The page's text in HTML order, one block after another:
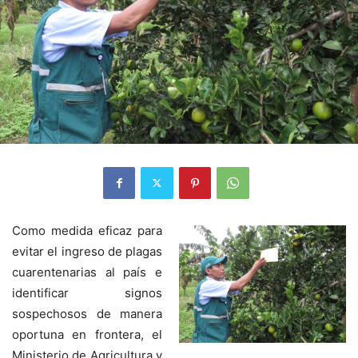
Como medida eficaz para
evitar el ingreso de plagas
cuarentenarias al país e
identificar signos
sospechosos de manera
oportuna en frontera, el